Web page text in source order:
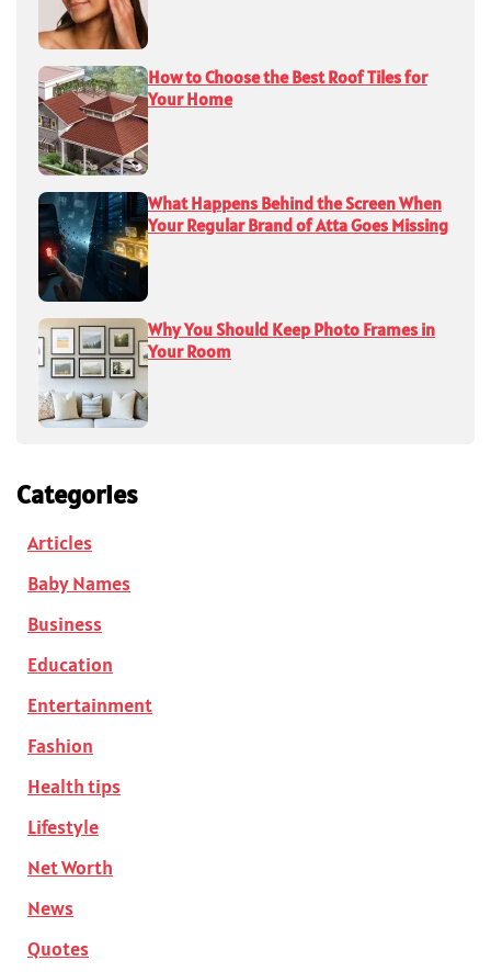
How to Choose the Best Roof Tiles for
Your Home
What Happens Behind the Screen When
Your Regular Brand of Atta Goes Missing
Why You Should Keep Photo Frames in
Your Room
Categories
Articles
Baby Names
Business
Education
Entertainment
Fashion
Health tips
Lifestyle
Net Worth
News
Quotes